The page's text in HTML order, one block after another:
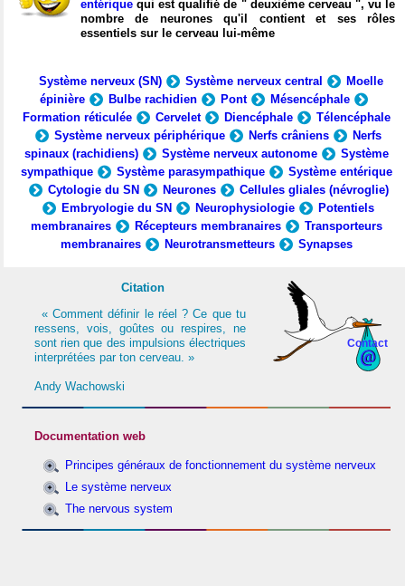
entérique qui est qualifié de " deuxième cerveau ", vu le
nombre de neurones qu'il contient et ses rôles
essentiels sur le cerveau lui-même
Système nerveux (SN) Système nerveux central
Moelle
épinière
Bulbe rachidien Pont
Mésencéphale
Formation réticulée
Cervelet Diencéphale
Télencéphale
Système nerveux périphérique
Nerfs crâniens
Nerfs
spinaux (rachidiens)
Système nerveux autonome
Système
sympathique
Système parasympathique
Système entérique
Cytologie du SN
Neurones
Cellules gliales (névroglie)
Embryologie du SN
Neurophysiologie
Potentiels
membranaires
Récepteurs membranaires
Transporteurs
membranaires
Neurotransmetteurs Synapses
Contact
Citation
« Comment définir le réel ? Ce que tu
ressens, vois, goûtes ou respires, ne
sont rien que des impulsions électriques
interprétées par ton cerveau. »
Andy Wachowski
Documentation web
Principes généraux de fonctionnement du système nerveux
Le système nerveux
The nervous system